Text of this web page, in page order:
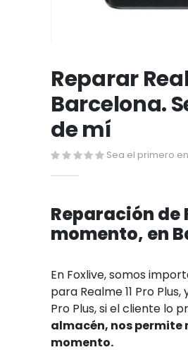
al
comienzo
de
galería
de
Reparar
Barcelona.
de mí
Sea el primero
Reparación de
momento, en
En Foxlive, somos
para Realme 11 Pro
Pro Plus, si el cliente lo
almacén, nos permite
momento.